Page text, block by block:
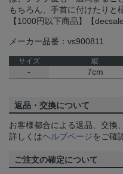
もちろん、手首に付けたりと
【1000円以下商品】【decsale
メーカー品番：vs900811
サイズ 縦
- 7cm
返品・交換について
お客様都合による返品、交換
詳しくはヘルプページをご確
ご注文の確定について